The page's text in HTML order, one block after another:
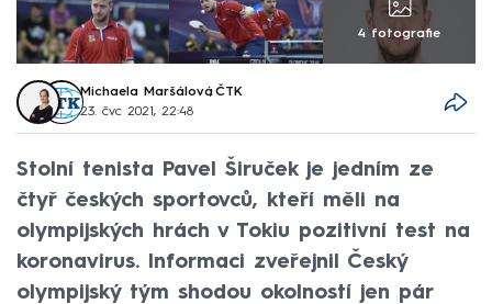
4 fotografie
Michaela Maršálová, ČTK
23. čvc 2021, 22:48
Stolní tenista Pavel Širuček je jedním ze
čtyř českých sportovců, kteří měli na
olympijských hrách v Tokiu pozitivní test na
koronavirus. Informaci zveřejnil Český
olympijský tým shodou okolností jen pár